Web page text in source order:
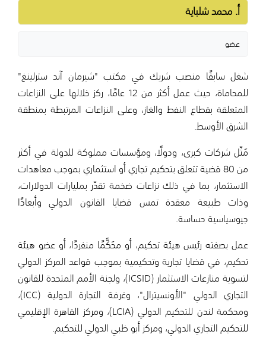
أ. محمد شلباية
عضو
شغل سابقًا منصب شريك في مكتب "شيرمان آند سترلينغ"
للمحاماة، حيث عمل أكثر من 12 عامًا، ركز خلالها على النزاعات
المتعلقة بقطاع النفط والغاز، وعلى النزاعات المرتبطة بمنطقة
الشرق الأوسط.
مَثّل شركات كبرى، ودولًا، ومؤسسات مملوكة للدولة في أكثر
من 80 قضية تتعلق بتحكيم تجاري أو استثماري بموجب معاهدات
الاستثمار، بما في ذلك نزاعات ضخمة تقدّر بمليارات الدولارات،
وذات طبيعة معقدة تمس قضايا القانون الدولي وأبعادًا
جيوسياسية حساسة.
عمل بصفته رئيس هيئة تحكيم، أو محَكَّمًا منفردًا، أو عضو هيئة
تحكيم، في قضايا تجارية وتحكيمية بموجب قواعد المركز الدولي
لتسوية منازعات الاستثمار (ICSID)، ولجنة الأمم المتحدة للقانون
التجاري الدولي "الأونسيترال"، وغرفة التجارة الدولية (ICC)،
ومحكمة لندن للتحكيم الدولي (LCIA)، ومركز القاهرة الإقليمي
للتحكيم التجاري الدولي، ومركز أبو ظبي الدولي للتحكيم.